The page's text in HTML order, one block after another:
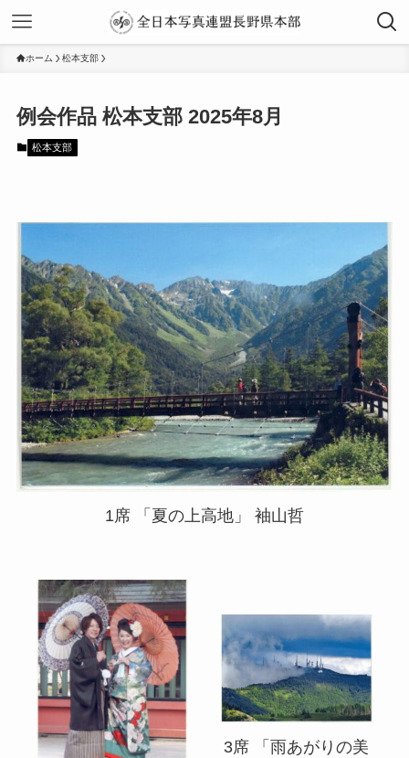
ホーム 松本支部
2025年8月
松本支部
1席 「夏の上高地」 袖山哲
3席 「雨あがりの美